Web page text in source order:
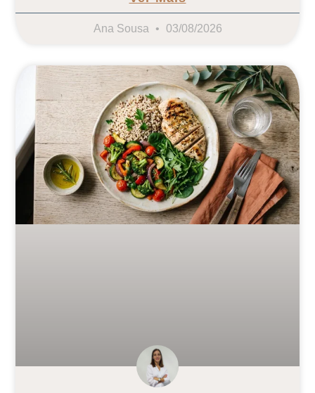
Ana Sousa 03/08/2026